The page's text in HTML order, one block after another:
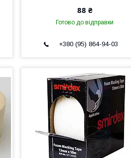
88 ₴
Готово до відправки
+380 (95) 864-94-03